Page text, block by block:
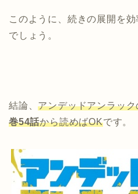
このように、続きの展開を
でしょう。
結論、アンデッドアンラッ
巻54話から読めばOKです。